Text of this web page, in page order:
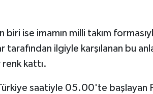
ise imamın milli takım
tarafından ilgiyle karşılanan bu
kattı.
saatiyle 05.00'te başlayan